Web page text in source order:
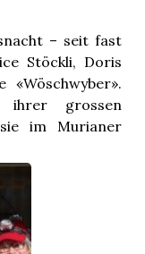
– seit fast
Stöckli, Doris
ihrer grossen
im Murianer